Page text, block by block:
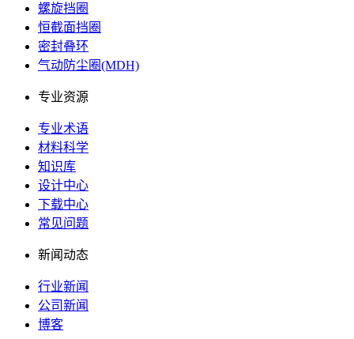
螺旋挡圈
恒截面挡圈
密封叠环
气动防尘圈(MDH)
专业资源
专业术语
材料科学
知识库
设计中心
下载中心
常见问题
新闻动态
行业新闻
公司新闻
博客